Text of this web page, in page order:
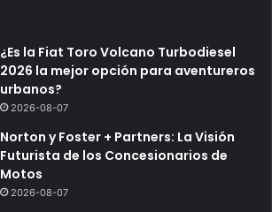
¿Es la Fiat Toro Volcano Turbodiesel
2026 la mejor opción para aventureros
urbanos?
2026-08-07
Norton y Foster + Partners: La Visión
Futurista de los Concesionarios de
Motos
2026-08-07